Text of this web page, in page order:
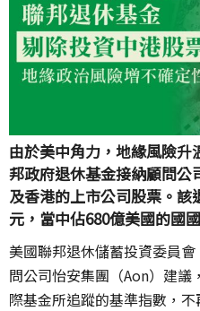
由於美中角力，地緣風險
邦政府退休基金接納顧問
及香港的上市公司股票。
元，當中佔680億美國的國
美國聯邦退休儲蓄投資委員
問公司怡安集團（Aon）建
際基金所追蹤的基準指數，